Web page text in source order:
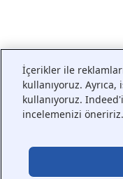
İçerikler ile
kullanıyoruz.
kullanıyoruz.
incelemenizi öneririz.